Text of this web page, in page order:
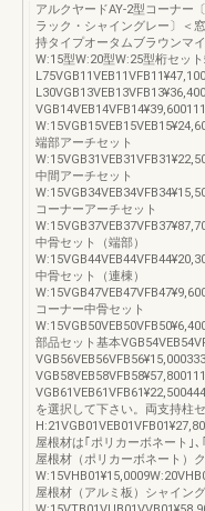
アルクヤードAY-2型コーナー
ラック・シャイングレー〕＜
持タイプオータムブラウンマ
W:15型W:20型W:25型桁セッ
端部アーチセット
中間アーチセット
コーナーアーチセット
中骨セット（端部）
中骨セット（連棟）
コーナー中骨セット
部品セット基本
を選択して下さい。両支持柱
屋根材は｢ポリカーボネート｣､
屋根材（ポリカーボネート）
屋根材（アルミ板）シャイン